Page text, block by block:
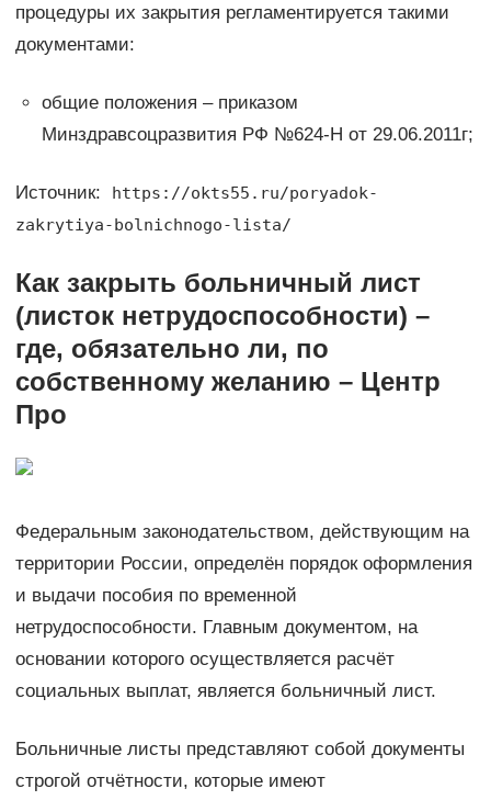
процедуры их закрытия регламентируется такими
документами:
общие положения – приказом
Минздравсоцразвития РФ №624-Н от 29.06.2011г;
Источник:
https://okts55.ru/poryadok-
zakrytiya-bolnichnogo-lista/
Как закрыть больничный лист
(листок нетрудоспособности) –
где, обязательно ли, по
собственному желанию – Центр
Про
Федеральным законодательством, действующим на
территории России, определён порядок оформления
и выдачи пособия по временной
нетрудоспособности. Главным документом, на
основании которого осуществляется расчёт
социальных выплат, является больничный лист.
Больничные листы представляют собой документы
строгой отчётности, которые имеют